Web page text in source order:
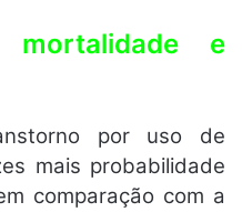
e
por uso de
mais probabilidade
comparação com a